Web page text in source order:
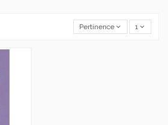
Pertinence 1